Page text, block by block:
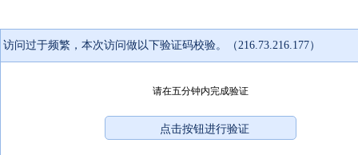
访问过于频繁，本次访问做以下验证码校验。（216.73.216.177）
请在五分钟内完成验证